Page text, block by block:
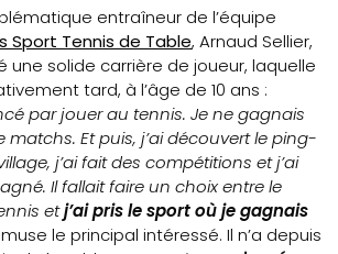
entraîneur de l’équipe
Sport Tennis de Table, Arnaud Sellier,
une solide carrière de joueur, laquelle
tard, à l’âge de 10 ans :
par jouer au tennis. Je ne gagnais
Et puis, j’ai découvert le ping-
j’ai fait des compétitions et j’ai
Il fallait faire un choix entre le
etj’ai pris le sport où je gagnais
le principal intéressé. Il n’a depuis